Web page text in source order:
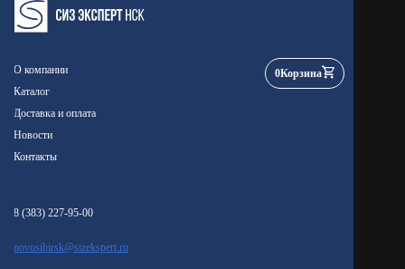
О компании
Каталог
Доставка и оплата
Новости
Контакты
0Корзина
8 (383) 227-95-00
novosibirsk@sizekspert.ru